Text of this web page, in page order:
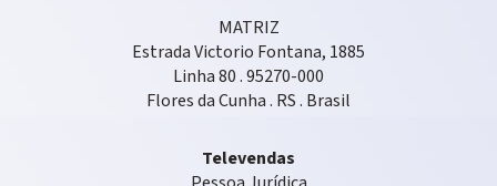
MATRIZ
Estrada Victorio Fontana, 1885
Linha 80 . 95270-000
Flores da Cunha . RS . Brasil
Televendas